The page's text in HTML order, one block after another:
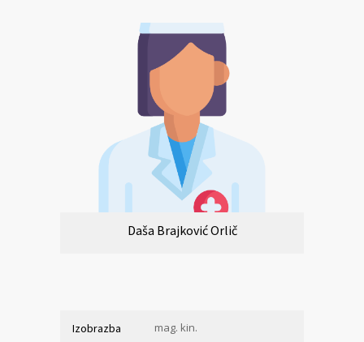
Daša Brajković Orlič
Izobrazba mag. kin.